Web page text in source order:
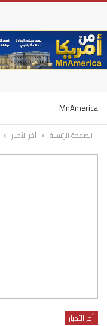
MnAmerica
الصفحة الرئيسية أخر الأخبار
أخر الأخبار